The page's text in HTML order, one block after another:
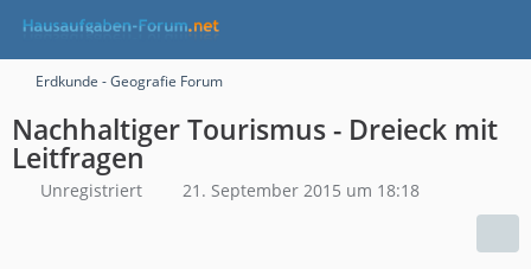
Erdkunde - Geografie Forum
Nachhaltiger Tourismus - Dreieck mit
Leitfragen
Unregistriert 21. September 2015 um 18:18